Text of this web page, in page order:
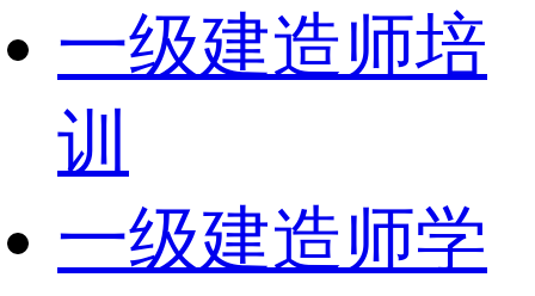
一级建造师培
训
一级建造师学